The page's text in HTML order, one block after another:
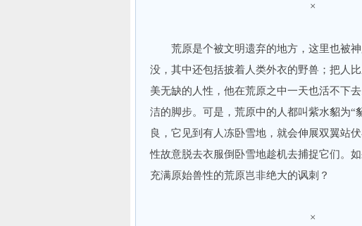
×
荒原是个被文明遗弃的地方，这里也被神
没，其中还包括披着人类外衣的野兽；把人
美无缺的人性，他在荒原之中一天也活不下
洁的脚步。可是，荒原中的人都叫紫水貂为“
良，它见到有人冻卧雪地，就会伸展双翼站
性故意脱去衣服倒卧雪地趁机去捕捉它们。
充满原始兽性的荒原岂非绝大的讽刺？
×